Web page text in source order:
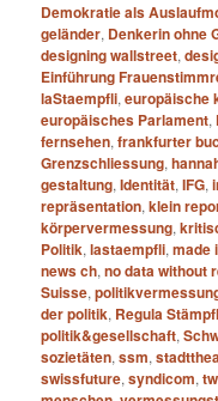
Demokratie als
geländer, Denkerin ohne
designing wallstreet,
Einführung
laStaempfli,europäische
europäisches Parlament,
fernsehen,frankfurter
Grenzschliessung,
gestaltung,Identität,IFG,
repräsentation,klein
körpervermessung,
Politik,lastaempfli,made
news ch,no data without
Suisse,
der politik, Regula
politik&gesellschaft,
sozietäten,ssm,
swissfuture,syndicom,